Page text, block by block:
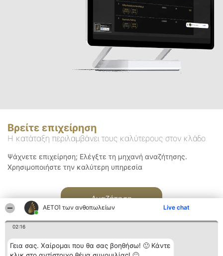
ΑΕΤΟΊ των ανθοπωλείων Live chat
02:16
Γεια σας. Χαίρομαι που θα σας βοηθήσω! 🙂 Κάντε
Βρείτε επιχείρηση
Η κατάταξη περιλαμβάνει τους καλύτερους στον κλάδο
Ψάχνετε επιχείρηση; Ελέγξτε τη μηχανή αναζήτησης.
Χρησιμοποιήστε την καλύτερη υπηρεσία
Αναζήτηση